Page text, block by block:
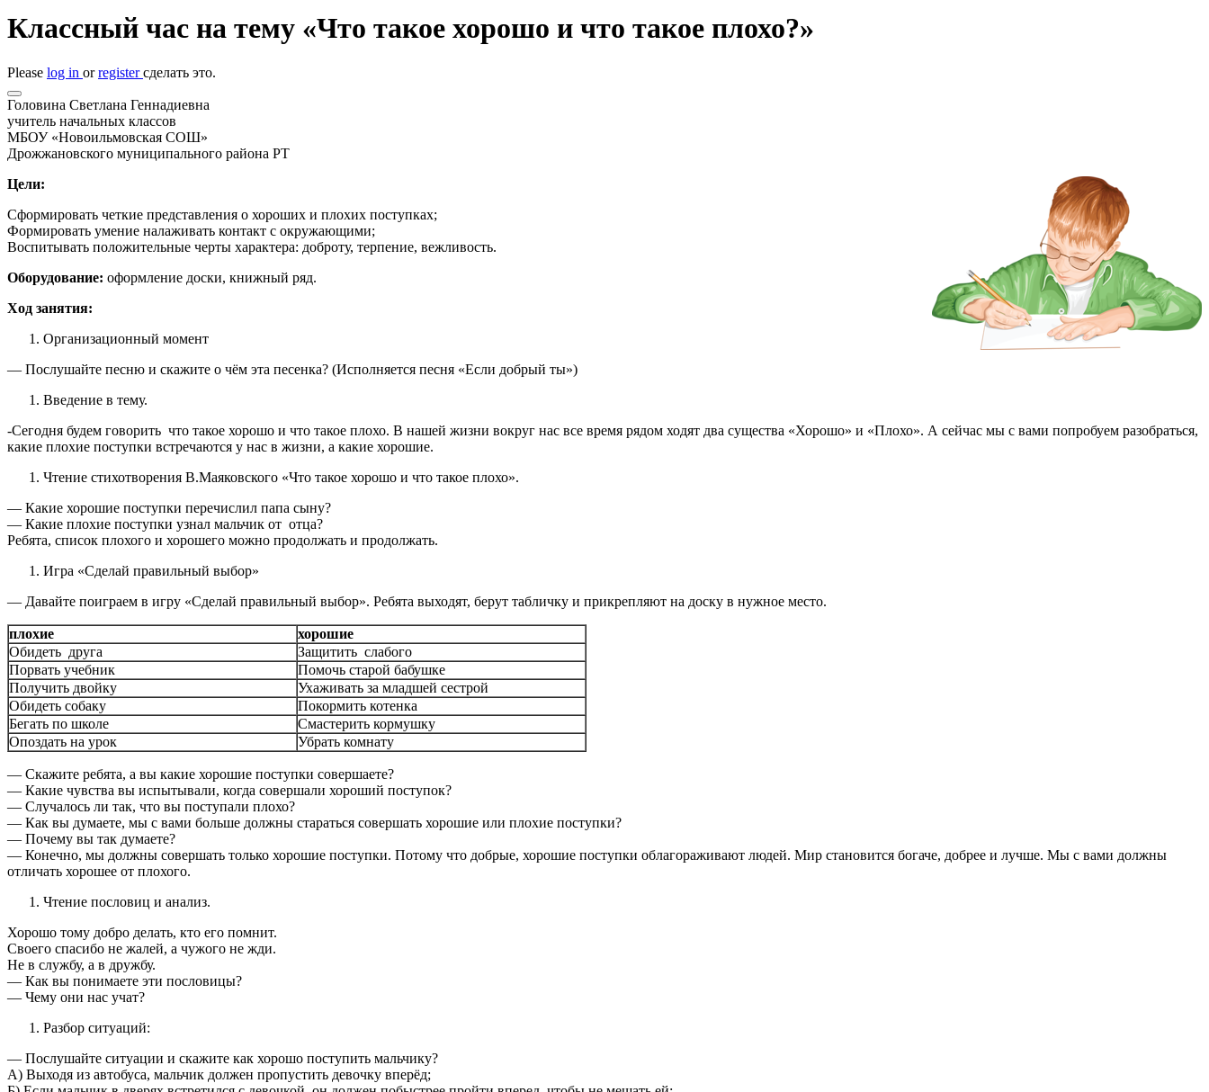
Классный час на тему «Что такое хорошо и что такое плохо?»
Please log in orregisterсделать это.
Головина Светлана Геннадиевна
учитель начальных классов
МБОУ «Новоильмовская СОШ»
Дрожжановского муниципального района РТ
Цели:
Сформировать четкие представления о хороших и плохих поступках;
Формировать умение налаживать контакт с окружающими;
Воспитывать положительные черты характера: доброту, терпение, вежливость.
Оборудование: оформление доски, книжный ряд.
Ход занятия:
Организационный момент
— Послушайте песню и скажите о чём эта песенка? (Исполняется песня «Если добрый ты»)
Введение в тему.
-Сегодня будем говорить что такое хорошо и что такое плохо. В нашей жизни вокруг нас все время рядом ходят два существа «Хорошо» и «Плохо». А сейчас мы с вами попробуем разобраться,
какие плохие поступки встречаются у нас в жизни, а какие хорошие.
Чтение стихотворения В.Маяковского «Что такое хорошо и что такое плохо».
— Какие хорошие поступки перечислил папа сыну?
— Какие плохие поступки узнал мальчик от отца?
Ребята, список плохого и хорошего можно продолжать и продолжать.
Игра «Сделай правильный выбор»
— Давайте поиграем в игру «Сделай правильный выбор». Ребята выходят, берут табличку и прикрепляют на доску в нужное место.
плохие
хорошие
Обидеть друга
Защитить слабого
Порвать учебник
Помочь старой бабушке
Получить двойку
Ухаживать за младшей сестрой
Обидеть собаку
Покормить котенка
Бегать по школе
Смастерить кормушку
Опоздать на урок
Убрать комнату
— Скажите ребята, а вы какие хорошие поступки совершаете?
— Какие чувства вы испытывали, когда совершали хороший поступок?
— Случалось ли так, что вы поступали плохо?
— Как вы думаете, мы с вами больше должны стараться совершать хорошие или плохие поступки?
— Почему вы так думаете?
— Конечно, мы должны совершать только хорошие поступки. Потому что добрые, хорошие поступки облагораживают людей. Мир становится богаче, добрее и лучше. Мы с вами должны
отличать хорошее от плохого.
Чтение пословиц и анализ.
Хорошо тому добро делать, кто его помнит.
Своего спасибо не жалей, а чужого не жди.
Не в службу, а в дружбу.
— Как вы понимаете эти пословицы?
— Чему они нас учат?
Разбор ситуаций:
— Послушайте ситуации и скажите как хорошо поступить мальчику?
А) Выходя из автобуса, мальчик должен пропустить девочку вперёд;